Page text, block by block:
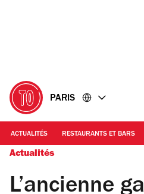
PARIS
ACTUALITÉS RESTAURANTS ET BARS
Actualités
L’ancienne